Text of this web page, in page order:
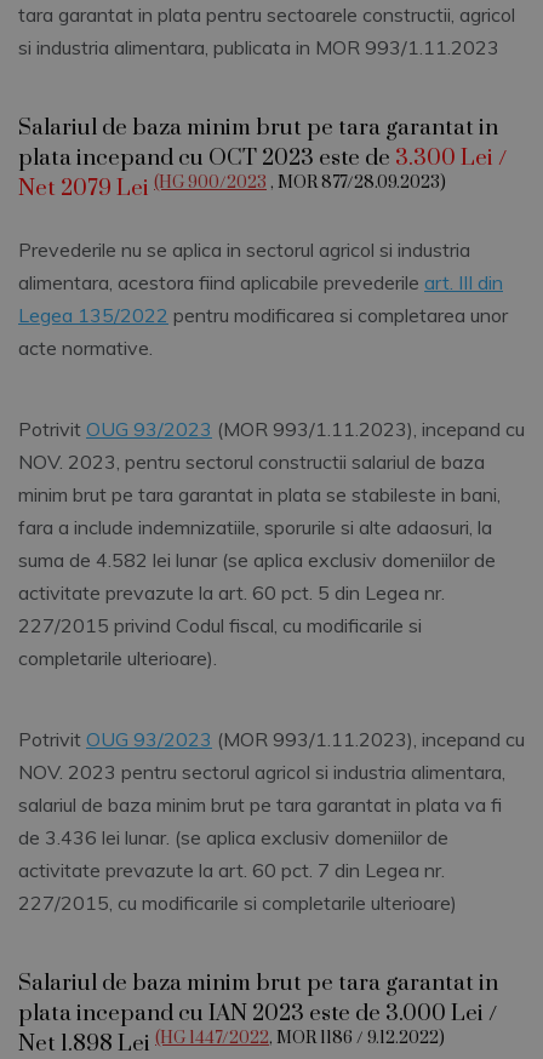
tara garantat in plata pentru sectoarele constructii, agricol
si industria alimentara, publicata in MOR 993/1.11.2023
Salariul de baza minim brut pe tara garantat in
plata incepand cu OCT 2023 este de 3.300 Lei /
Net 2079 Lei (HG 900/2023 , MOR 877/28.09.2023)
Prevederile nu se aplica in sectorul agricol si industria
alimentara, acestora fiind aplicabile prevederile art. III din
Legea 135/2022 pentru modificarea si completarea unor
acte normative.
Potrivit OUG 93/2023 (MOR 993/1.11.2023), incepand cu
NOV. 2023, pentru sectorul constructii salariul de baza
minim brut pe tara garantat in plata se stabileste in bani,
fara a include indemnizatiile, sporurile si alte adaosuri, la
suma de 4.582 lei lunar (se aplica exclusiv domeniilor de
activitate prevazute la art. 60 pct. 5 din Legea nr.
227/2015 privind Codul fiscal, cu modificarile si
completarile ulterioare).
Potrivit OUG 93/2023 (MOR 993/1.11.2023), incepand cu
NOV. 2023 pentru sectorul agricol si industria alimentara,
salariul de baza minim brut pe tara garantat in plata va fi
de 3.436 lei lunar. (se aplica exclusiv domeniilor de
activitate prevazute la art. 60 pct. 7 din Legea nr.
227/2015, cu modificarile si completarile ulterioare)
Salariul de baza minim brut pe tara garantat in
plata incepand cu IAN 2023 este de 3.000 Lei /
Net 1.898 Lei (HG 1447/2022, MOR 1186 / 9.12.2022)